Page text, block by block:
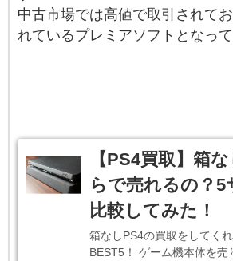
中古市場では高値で取引されて
れているプレミアソフトとなって
【PS4買取】箱
らで売れるの？5
比較してみた！
箱なしPS4の買取をしてく
BEST5！ ゲーム機本体を売